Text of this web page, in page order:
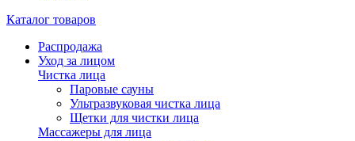
Каталог товаров
Распродажа
Уход за лицом
Чистка лица
Паровые сауны
Ультразвуковая чистка лица
Щетки для чистки лица
Массажеры для лица